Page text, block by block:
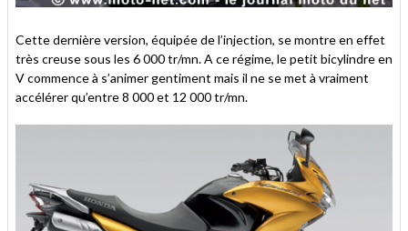
Cette dernière version, équipée de l’injection, se montre en effet
très creuse sous les 6 000 tr/mn. A ce régime, le petit bicylindre en
V commence à s’animer gentiment mais il ne se met à vraiment
accélérer qu’entre 8 000 et 12 000 tr/mn.